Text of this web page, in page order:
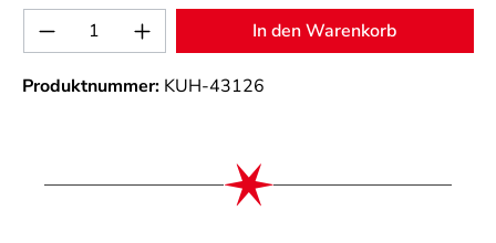
Produkt Anzahl: Gib den gewünschten
In den Warenkorb
Produktnummer: KUH-43126